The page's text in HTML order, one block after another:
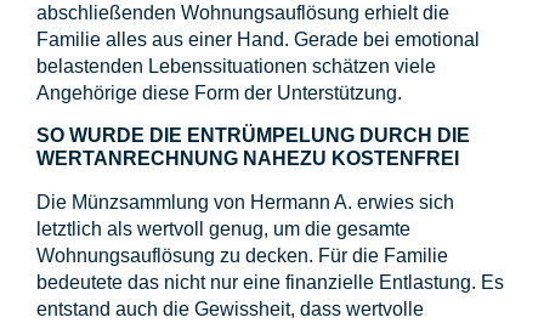
abschließenden Wohnungsauflösung erhielt die
Familie alles aus einer Hand. Gerade bei emotional
belastenden Lebenssituationen schätzen viele
Angehörige diese Form der Unterstützung.
SO WURDE DIE ENTRÜMPELUNG DURCH DIE
WERTANRECHNUNG NAHEZU KOSTENFREI
Die Münzsammlung von Hermann A. erwies sich
letztlich als wertvoll genug, um die gesamte
Wohnungsauflösung zu decken. Für die Familie
bedeutete das nicht nur eine finanzielle Entlastung. Es
entstand auch die Gewissheit, dass wertvolle